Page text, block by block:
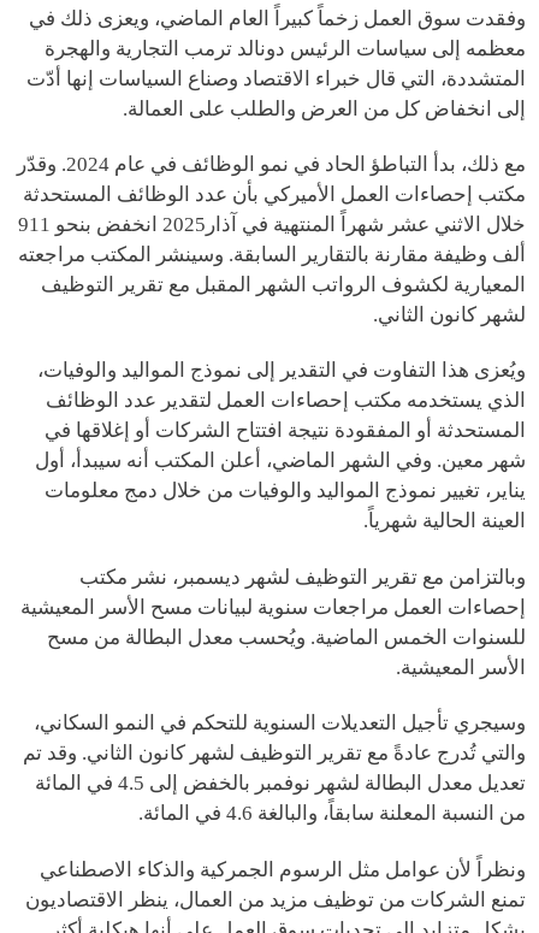
وفقدت سوق العمل زخماً كبيراً العام الماضي، ويعزى ذلك في
معظمه إلى سياسات الرئيس دونالد ترمب التجارية والهجرة
المتشددة، التي قال خبراء الاقتصاد وصناع السياسات إنها أدّت
إلى انخفاض كل من العرض والطلب على العمالة.
مع ذلك، بدأ التباطؤ الحاد في نمو الوظائف في عام 2024. وقدّر
مكتب إحصاءات العمل الأميركي بأن عدد الوظائف المستحدثة
خلال الاثني عشر شهراً المنتهية في آذار2025 انخفض بنحو 911
ألف وظيفة مقارنة بالتقارير السابقة. وسينشر المكتب مراجعته
المعيارية لكشوف الرواتب الشهر المقبل مع تقرير التوظيف
لشهر كانون الثاني.
ويُعزى هذا التفاوت في التقدير إلى نموذج المواليد والوفيات،
الذي يستخدمه مكتب إحصاءات العمل لتقدير عدد الوظائف
المستحدثة أو المفقودة نتيجة افتتاح الشركات أو إغلاقها في
شهر معين. وفي الشهر الماضي، أعلن المكتب أنه سيبدأ، أول
يناير، تغيير نموذج المواليد والوفيات من خلال دمج معلومات
العينة الحالية شهرياً.
وبالتزامن مع تقرير التوظيف لشهر ديسمبر، نشر مكتب
إحصاءات العمل مراجعات سنوية لبيانات مسح الأسر المعيشية
للسنوات الخمس الماضية. ويُحسب معدل البطالة من مسح
الأسر المعيشية.
وسيجري تأجيل التعديلات السنوية للتحكم في النمو السكاني،
والتي تُدرج عادةً مع تقرير التوظيف لشهر كانون الثاني. وقد تم
تعديل معدل البطالة لشهر نوفمبر بالخفض إلى 4.5 في المائة
من النسبة المعلنة سابقاً، والبالغة 4.6 في المائة.
ونظراً لأن عوامل مثل الرسوم الجمركية والذكاء الاصطناعي
تمنع الشركات من توظيف مزيد من العمال، ينظر الاقتصاديون